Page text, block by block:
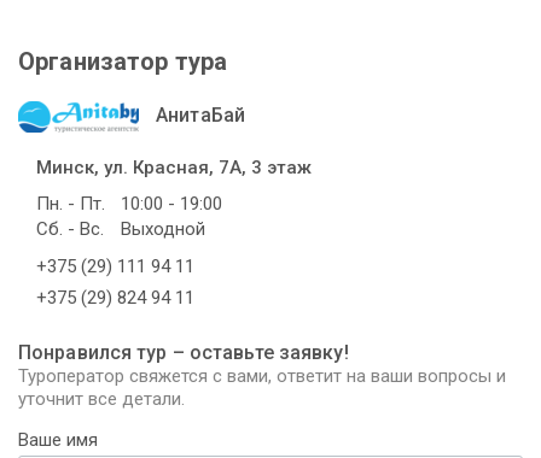
Организатор тура
АнитаБай
Минск, ул. Красная, 7А, 3 этаж
Пн. - Пт.
10:00 - 19:00
Сб. - Вс.
Выходной
+375 (29) 111 94 11
+375 (29) 824 94 11
Понравился тур – оставьте заявку!
Туроператор свяжется с вами, ответит на ваши вопросы и
уточнит все детали.
Ваше имя